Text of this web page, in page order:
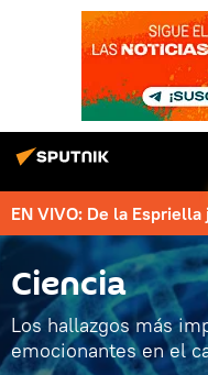
EN VIVO: De la
Ciencia
Los hallazgos más
emocionantes en el